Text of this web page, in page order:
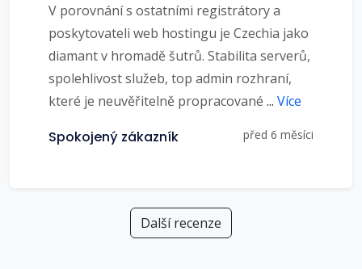
V porovnání s ostatními registrátory a
poskytovateli web hostingu je Czechia jako
diamant v hromadě šutrů. Stabilita serverů,
spolehlivost služeb, top admin rozhraní,
které je neuvěřitelně propracované ... Více
Spokojený zákazník před 6 měsíci
Další recenze